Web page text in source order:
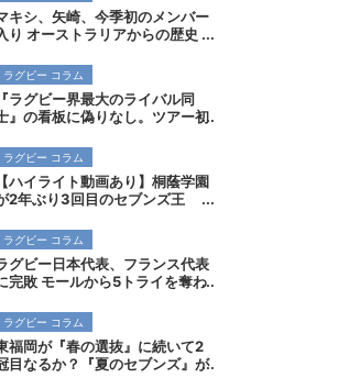
キシ、矢崎、今季初のメンバー
り オーストラリアからの歴史
ラグビー コラム
『ラグビー界最大のライバル同
』の看板に偽りなし。ツアー初
スに挑む。歴史を刻めるか
ラグビー コラム
【ハイライト動画あり】桐蔭学園
2年ぶり3回目のセブンズ王
。全国高校7人制ラグビー大会
ラグビー コラム
グビー日本代表、フランス代表
完敗 モールから5トライを奪わ
ラグビー コラム
福岡が『春の選抜』に続いて2
目なるか？『夏のセブンズ』が